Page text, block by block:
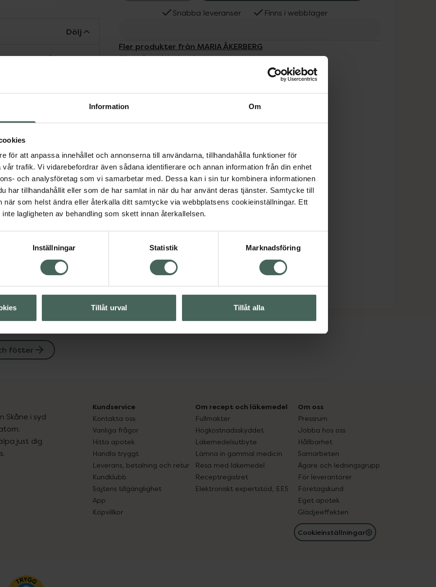
Information Om
för att anpassa innehållet och annonserna till användarna, tillhandahålla funktioner för
trafik. Vi vidarebefordrar även sådana identifierare och annan information från din enhet
och analysföretag som vi samarbetar med. Dessa kan i sin tur kombinera informationen
har tillhandahållit eller som de har samlat in när du har använt deras tjänster. Samtycke till
när som helst ändra eller återkalla ditt samtycke via webbplatsens cookieinställningar. Ett
lagligheten av behandling som skett innan återkallelsen.
Inställningar Statistik Marknadsföring
Tillåt urval Tillåt alla
Snabba leveranser Finns i webblager
Fler produkter från MARIA ÅKERBERG
Aktuella erbjudanden
Dölj
förhårdnader
snabbt utan att
kylande och
är de värmande.
Visa
Visa
Visa
fötter
Skåne i syd
just dig
Kundservice
Kontakta oss
Vanliga frågor
Hitta apotek
Handla tryggt
Leverans, betalning och retur
Kundklubb
Sajtens tillgänglighet
App
Köpvillkor
Om recept och läkemedel
Fullmakter
Högkostnadsskyddet
Läkemedelsutbyte
Lämna in gammal medicin
Resa med läkemedel
Receptregistret
Elektroniskt expertstöd, EES
Om oss
Pressrum
Jobba hos oss
Hållbarhet
Samarbeten
Ägare och ledningsgrupp
För leverantörer
Företagskund
Eget apotek
Glädjeeffekten
Cookieinställningar